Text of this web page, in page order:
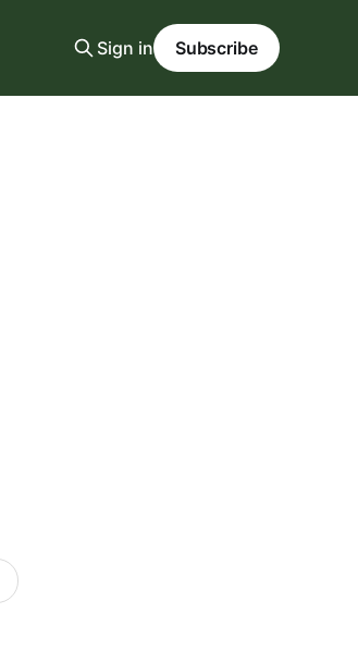
Sign in Subscribe